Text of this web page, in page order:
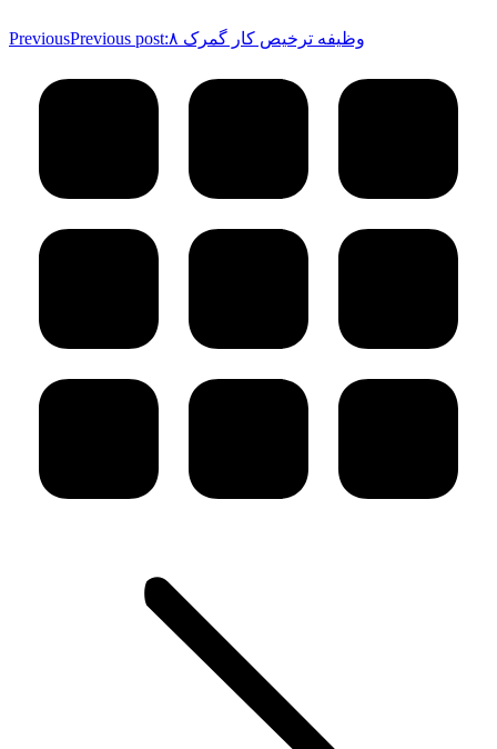
PreviousPrevious post: ۸ وظیفه ترخیص کار گمرک